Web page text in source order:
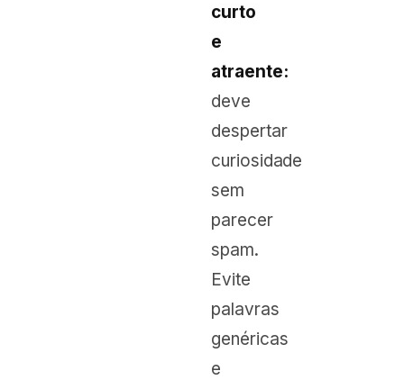
curto
e
atraente:
deve
despertar
curiosidade
sem
parecer
spam.
Evite
palavras
genéricas
e